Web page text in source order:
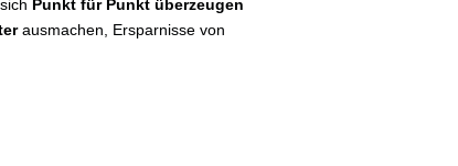
Punkt für Punkt überzeugen
ausmachen, Ersparnisse von